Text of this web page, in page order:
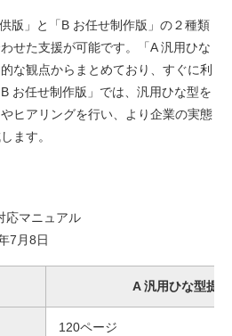
版」と「B お任せ制作版」の２種類
せた支援が可能です。「A 汎用ひな
な観点からまとめており、すぐに利
お任せ制作版」では、汎用ひな型を
ヒアリングを行い、より企業の実態
ます。
応マニュアル
7月8日
A 汎用ひな型提
120ページ